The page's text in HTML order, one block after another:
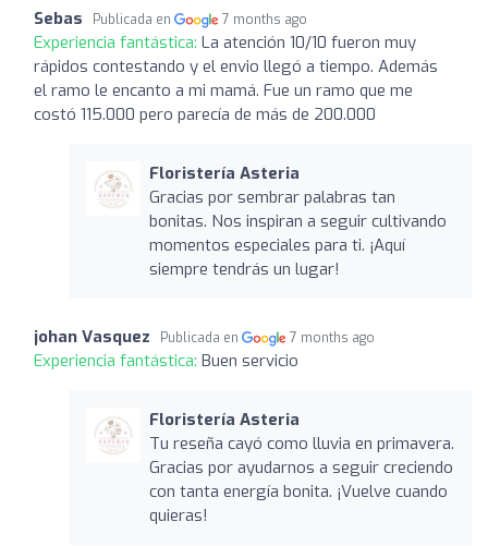
Sebas Publicada en 7 months ago
Experiencia fantástica: La atención 10/10 fueron muy
rápidos contestando y el envio llegó a tiempo. Además
el ramo le encanto a mi mamá. Fue un ramo que me
costó 115.000 pero parecía de más de 200.000
Floristería Asteria
Gracias por sembrar palabras tan
bonitas. Nos inspiran a seguir cultivando
momentos especiales para ti. ¡Aquí
siempre tendrás un lugar!
johan Vasquez Publicada en 7 months ago
Experiencia fantástica: Buen servicio
Floristería Asteria
Tu reseña cayó como lluvia en primavera.
Gracias por ayudarnos a seguir creciendo
con tanta energía bonita. ¡Vuelve cuando
quieras!